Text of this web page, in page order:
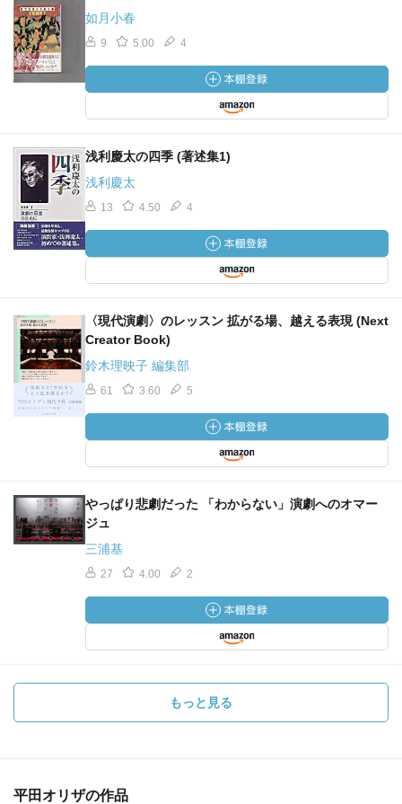
如月小春
9 5.00 4
浅利慶太の四季 (著述集1)
浅利慶太
13 4.50 4
〈現代演劇〉のレッスン 拡がる場、越える表現 (Next
Creator Book)
鈴木理映子 編集部
61 3.60 5
やっぱり悲劇だった 「わからない」演劇へのオマー
ジュ
三浦基
27 4.00 2
もっと見る
平田オリザの作品